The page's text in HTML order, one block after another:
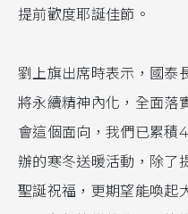
提前歡度耶誕佳節。
劉上旗出席時表示，國泰
將永續精神內化，全面落
會這個面向，我們已累積
辦的寒冬送暖活動，除了
聖誕祝福，更期望能喚起